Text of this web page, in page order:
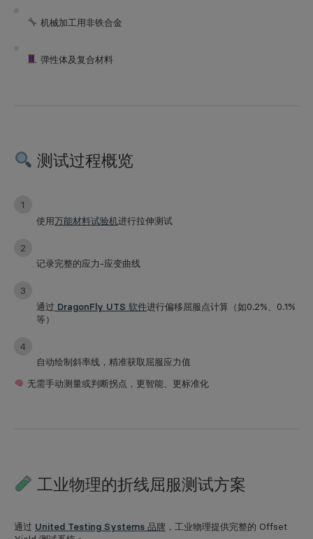
机械加工用非铁合金
弹性体及复合材料
测试过程概览
使用万能材料试验机进行拉伸测试
记录完整的应力-应变曲线
通过 DragonFly UTS 软件进行偏移屈服点计算（如0.2%、0.1%
等）
自动绘制斜率线，精准获取屈服应力值
无需手动测量或判断拐点，更智能、更标准化
工业物理的折线屈服测试方案
通过 United Testing Systems 品牌 ，工业物理提供完整的 Offset